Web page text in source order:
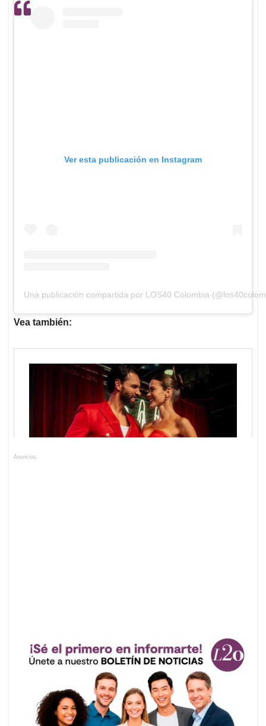
Ver esta publicación en Instagram
Una publicación compartida por LOS40 Colombia
Vea también:
Anuncios.